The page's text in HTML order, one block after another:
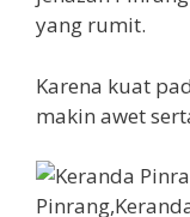
yang rumit.
Karena kuat
makin awet